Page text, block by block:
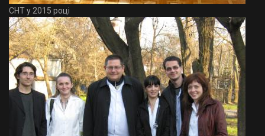
СНТ у 2015 році